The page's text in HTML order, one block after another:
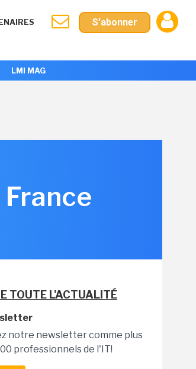
S'abonner
LMI MAG
TOUTE L'ACTUALITÉ
notre newsletter comme plus
professionnels de l'IT!